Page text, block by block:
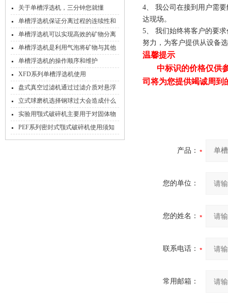
关于单槽浮选机，三分钟您就懂
单槽浮选机保证分离过程的连续性和
稳定性
单槽浮选机可以实现高效的矿物分离
和富集
单槽浮选机是利用气泡将矿物与其他
杂质分离的设备
单槽浮选机的操作顺序和维护
XFD系列单槽浮选机使用
盘式真空过滤机通过过滤介质对悬浮
在液体中的固体颗粒进行有效分离
立式球磨机选择钢球过大会造成什么
影响
实验用颚式破碎机主要用于对固体物
料进行破碎和粉碎
PEF系列密封式颚式破碎机使用须知
4、 我公司在接到用户需
达现场。
5、 我们始终将客户的要
努力，为客户提供从设
温馨提示
中标识的价格仅供
司将为您提供竭诚周到
产品：
您的单位：
您的姓名：
联系电话：
常用邮箱：